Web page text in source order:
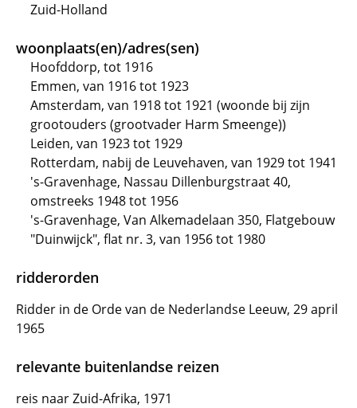
Zuid-Holland
woonplaats(en)/adres(sen)
Hoofddorp, tot 1916
Emmen, van 1916 tot 1923
Amsterdam, van 1918 tot 1921 (woonde bij zijn
grootouders (grootvader Harm Smeenge))
Leiden, van 1923 tot 1929
Rotterdam, nabij de Leuvehaven, van 1929 tot 1941
's-Gravenhage, Nassau Dillenburgstraat 40,
omstreeks 1948 tot 1956
's-Gravenhage, Van Alkemadelaan 350, Flatgebouw
"Duinwijck", flat nr. 3, van 1956 tot 1980
ridderorden
Ridder in de Orde van de Nederlandse Leeuw, 29 april
1965
relevante buitenlandse reizen
reis naar Zuid-Afrika, 1971